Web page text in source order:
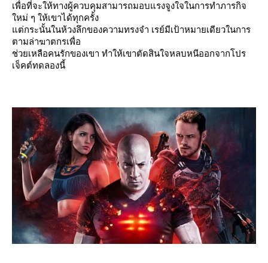
เพื่อที่จะให้ทางผู้ควบคุมสามารถมอบแรงจูงใจในการทำภารกิจ
หม่ ๆ ให้เขาได้ทุกครั้ง
ต่กระนั้นในห้วงลึกของความทรงจำ เรย์มีเป้าหมายเดียวในการ
ตามล่าฆาตกรเพื่อ
ช่วยเหลือคนรักของเขา ทำให้เขาตัดสินใจหลบหนีออกจากโปร
เจ็คต์ทดลองนี้